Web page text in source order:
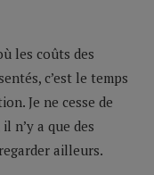
les coûts des
c’est le temps
Je ne cesse de
n’y a que des
ailleurs.